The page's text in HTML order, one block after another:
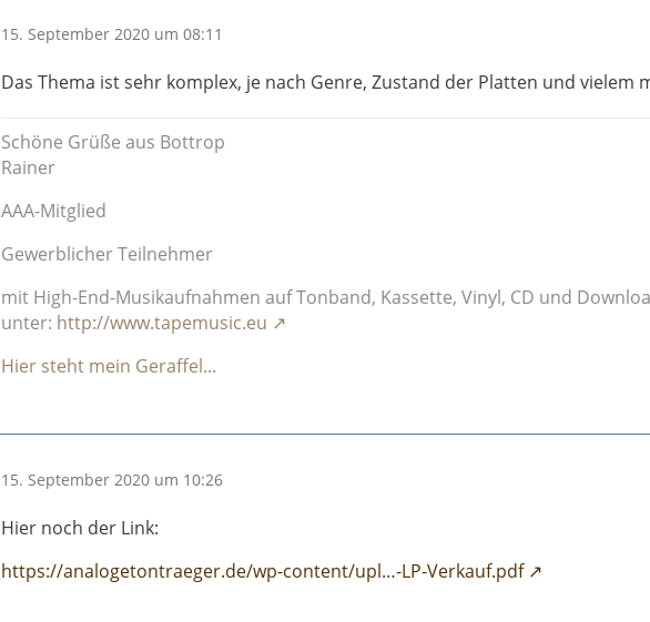
15. September 2020 um 08:11
Das Thema ist sehr komplex, je nach Genre, Zustand der Platten und vielem
Schöne Grüße aus Bottrop
Rainer
AAA-Mitglied
Gewerblicher Teilnehmer
mit High-End-Musikaufnahmen auf Tonband, Kassette, Vinyl, CD und
unter: http://www.tapemusic.eu
Hier steht mein Geraffel...
15. September 2020 um 10:26
Hier noch der Link:
https://analogetontraeger.de/wp-content/upl…-LP-Verkauf.pdf